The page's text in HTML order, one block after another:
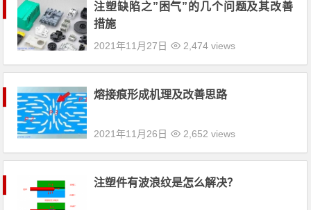
注塑缺陷之”困气”的几个问题及其改善
措施
2021年11月27日 2,474 views
熔接痕形成机理及改善思路
2021年11月26日 2,652 views
注塑件有波浪纹是怎么解决？